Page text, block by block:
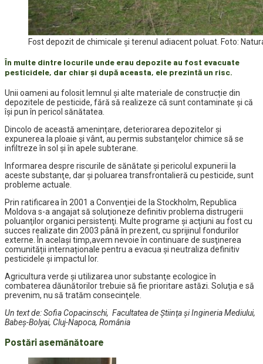
Fost depozit de chimicale şi terenul adiacent poluat. Foto:
În multe dintre locurile unde erau depozite au fost evacuate
pesticidele, dar chiar și după aceasta, ele prezintă un risc.
Unii oameni au folosit lemnul și alte materiale de construcție din
depozitele de pesticide, fără să realizeze că sunt contaminate şi că
își pun în pericol sănătatea.
Dincolo de această amenințare, deteriorarea depozitelor și
expunerea la ploaie și vânt, au permis substanţelor chimice să se
infiltreze în sol și în apele subterane.
Informarea despre riscurile de sănătate şi pericolul expunerii la
aceste substanţe, dar şi poluarea transfrontalieră cu pesticide, sunt
probleme actuale.
Prin ratificarea în 2001 a Convenţiei de la Stockholm, Republica
Moldova s-a angajat să soluţioneze definitiv problema distrugerii
poluanţilor organici persistenţi. Multe programe şi acţiuni au fost cu
succes realizate din 2003 până în prezent, cu sprijinul fondurilor
externe. În același timp,avem nevoie în continuare de susţinerea
comunității internaționale pentru a evacua şi neutraliza definitiv
pesticidele şi impactul lor.
Agricultura verde şi utilizarea unor substanţe ecologice în
combaterea dăunătorilor trebuie să fie prioritare astăzi. Soluţia e să
prevenim, nu să tratăm consecinţele.
Un text de: Sofia Copacinschi, Facultatea de Ştiinţa şi Ingineria Mediului,
Babeş-Bolyai, Cluj-Napoca, România
Postări asemănătoare